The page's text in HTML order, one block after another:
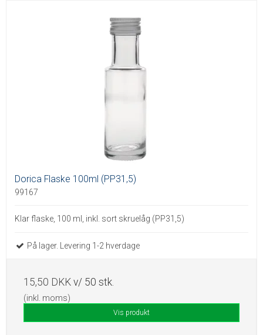
Dorica Flaske 100ml (PP31,5)
99167
Klar flaske, 100 ml, inkl. sort skruelåg (PP31,5)
På lager. Levering 1-2 hverdage
15,50 DKK v/ 50 stk.
(inkl. moms)
Vis produkt